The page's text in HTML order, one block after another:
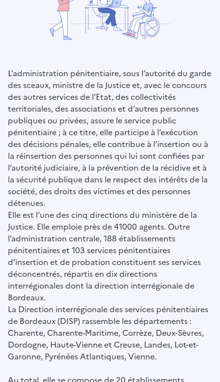
L’administration pénitentiaire, sous l’autorité du garde
des sceaux, ministre de la Justice et, avec le concours
des autres services de l’Etat, des collectivités
territoriales, des associations et d’autres personnes
publiques ou privées, assure le service public
pénitentiaire ; à ce titre, elle participe à l’exécution
des décisions pénales, elle contribue à l’insertion ou à
la réinsertion des personnes qui lui sont confiées par
l’autorité judiciaire, à la prévention de la récidive et à
la sécurité publique dans le respect des intérêts de la
société, des droits des victimes et des personnes
détenues.
Elle est l’une des cinq directions du ministère de la
Justice. Elle emploie près de 41000 agents. Outre
l’administration centrale, 188 établissements
pénitentiaires et 103 services pénitentiaires
d’insertion et de probation constituent ses services
déconcentrés, répartis en dix directions
interrégionales dont la direction interrégionale de
Bordeaux.
La Direction interrégionale des services pénitentiaires
de Bordeaux (DISP) rassemble les départements :
Charente, Charente-Maritime, Corrèze, Deux-Sèvres,
Dordogne, Haute-Vienne et Creuse, Landes, Lot-et-
Garonne, Pyrénées Atlantiques, Vienne.